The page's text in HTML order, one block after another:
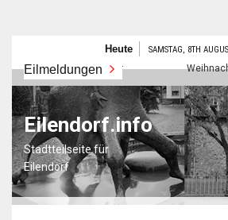
springen
Heute SAMSTAG, 8TH
Eilmeldungen
Frohes neues Jahr
Eilendorf.info
Stadtteilseite für
Eilendorf